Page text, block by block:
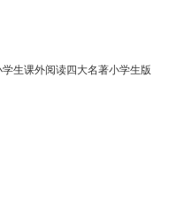
生课外阅读四大名著小学生版